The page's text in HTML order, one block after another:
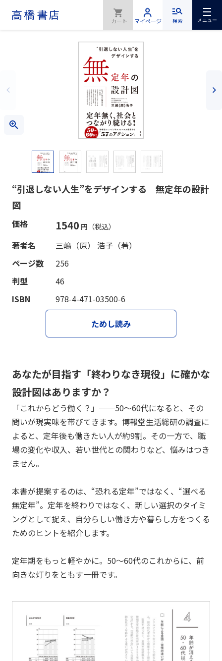
検索 メニュー
“引退しない人生”をデザインする 無定年の設計
図
価格 1540 円 （税込）
著者名
三嶋（原） 浩子（著）
ページ数
256
判型
46
ISBN
978-4-471-03500-6
ためし読み
あなたが目指す「終わりなき現役」に確かな
設計図はありますか？
「これからどう働く？」──50～60代になると、その
問いが現実味を帯びてきます。博報堂生活総研の調査に
よると、定年後も働きたい人が約9割。その一方で、職
場の変化や収入、若い世代との関わりなど、悩みはつき
ません。
本書が提案するのは、“恐れる定年”ではなく、“選べる
無定年”。定年を終わりではなく、新しい選択のタイミ
ングとして捉え、自分らしい働き方や暮らし方をつくる
ためのヒントを紹介します。
定年期をもっと軽やかに。50～60代のこれからに、前
向きな灯りをともす一冊です。